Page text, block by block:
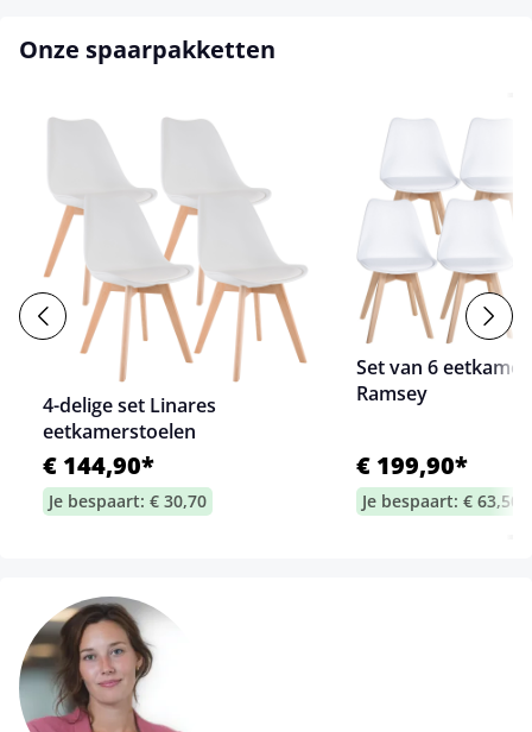
Onze spaarpakketten
4-delige set Linares
eetkamerstoelen
€ 144,90*
Je bespaart: € 30,70
Set van 6
Ramsey
€ 199,90*
Je bespaart: € 63,50